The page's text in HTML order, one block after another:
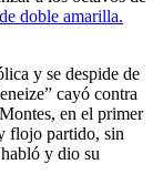
doble amarilla.
y se despide de
cayó contra
en el primer
flojo partido, sin
y dio su